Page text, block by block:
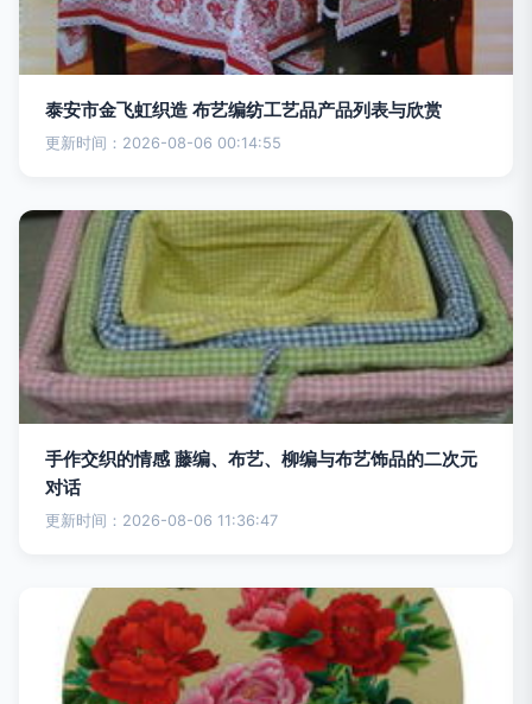
泰安市金飞虹织造 布艺编纺工艺品产品列表与欣赏
更新时间：2026-08-06 00:14:55
手作交织的情感 藤编、布艺、柳编与布艺饰品的二次元
对话
更新时间：2026-08-06 11:36:47